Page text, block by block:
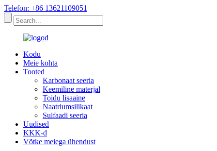
Telefon: +86 13621109051
Kodu
Meie kohta
Tooted
Karbonaat seeria
Keemiline materjal
Toidu lisaaine
Naatriumsilikaat
Sulfaadi seeria
Uudised
KKK-d
Võtke meiega ühendust